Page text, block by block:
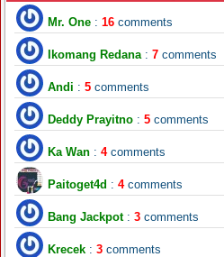
Mr. One : 16 comments
Ikomang Redana : 7 comments
Andi : 5 comments
Deddy Prayitno : 5 comments
Ka Wan : 4 comments
Paitoget4d : 4 comments
Bang Jackpot: 3 comments
Krecek : 3 comments